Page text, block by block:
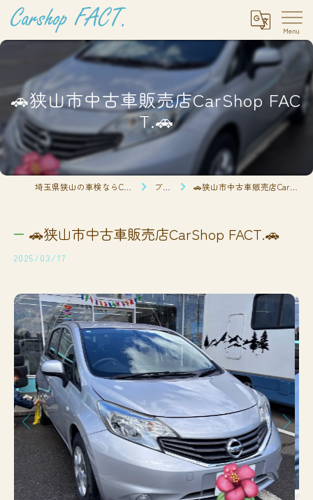
🚗狭山市中古車販売店CarShop FAC
T.🚗
ブログ 🚗狭山市中古車販売店CarShop FACT.🚗
🚗狭山市中古車販売店CarShop FACT.🚗
2025/03/17